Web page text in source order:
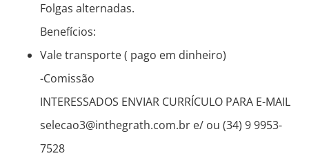
Folgas alternadas.
Benefícios:
Vale transporte ( pago em dinheiro)
-Comissão
INTERESSADOS ENVIAR CURRÍCULO PARA E-MAIL
selecao3@inthegrath.com.br e/ ou (34) 9 9953-
7528